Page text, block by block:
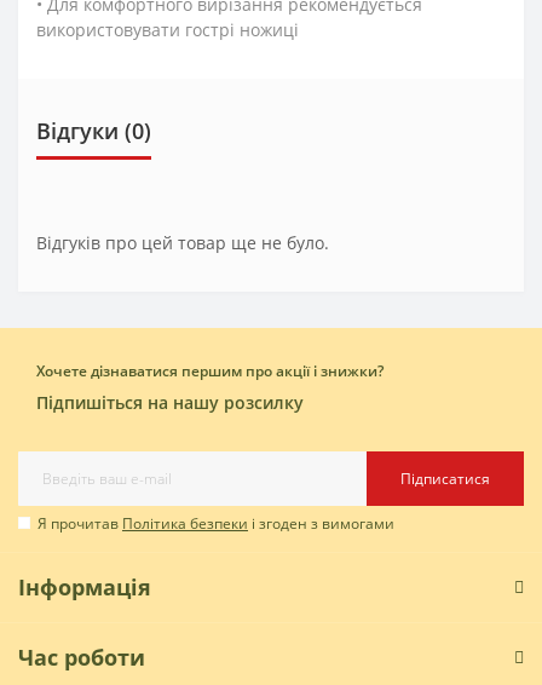
використовувати гострі ножиці
Відгуки (0)
Відгуків про цей товар ще не було.
Хочете дізнаватися першим про акції і знижки?
Підпишіться на нашу розсилку
Підписатися
Я прочитав Політика безпеки і згоден з вимогами
Інформація
Час роботи